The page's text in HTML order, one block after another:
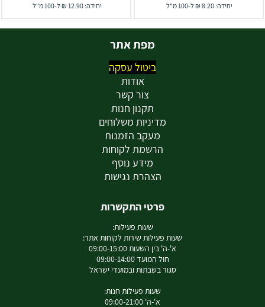
יחידה: 8.20 ₪ ל-100 מ"ל יחידה: 12.90 ₪ ל-100 מ"ל
מפת אתר
ביטול עסקה
אודות
צור קשר
תקנון חנות
מדיניות משלוחים
מעקב הזמנות
הרשמת לקוחות
מידע נוסף
הצהרת נגישות
פרטי התקשרות
שעות פעילות:
שעות פעילות שירות לקוחות אתר:
א'-ה' בין השעות 09:00-15:00
חול המועד 09:00-14:00
סגור בשבתות ובמועדי ישראל
שעות פעילות חנות:
א'-ה' 09:00-21:00